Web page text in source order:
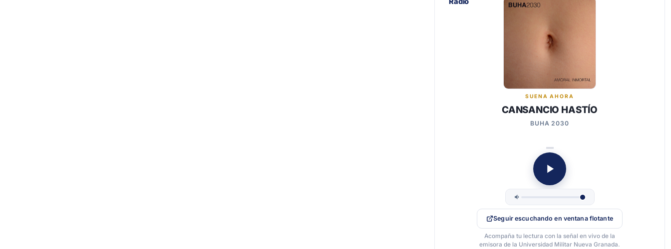
SUENA AHORA
CANSANCIO HASTÍO
BUHA 2030
Seguir escuchando en ventana flotante
Acompaña tu lectura con la señal en vivo de la
emisora de la Universidad Militar Nueva Granada.